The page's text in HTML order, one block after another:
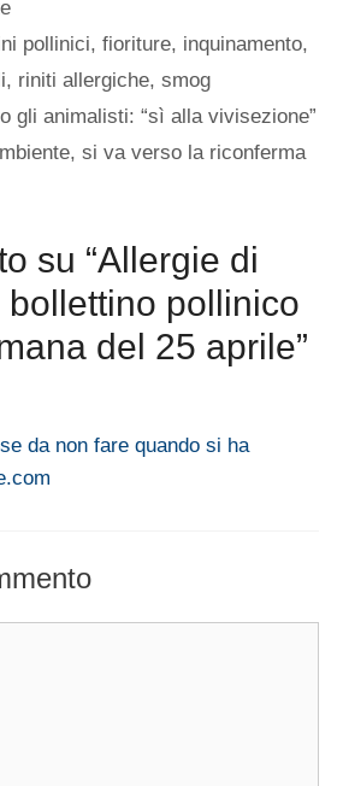
pollinici,fioriture, inquinamento,
, riniti allergiche, smog
gli animalisti: “sì alla vivisezione”
si va verso la riconferma
su “Allergie di
bollettino pollinico
del 25 aprile”
da non fare quando si ha